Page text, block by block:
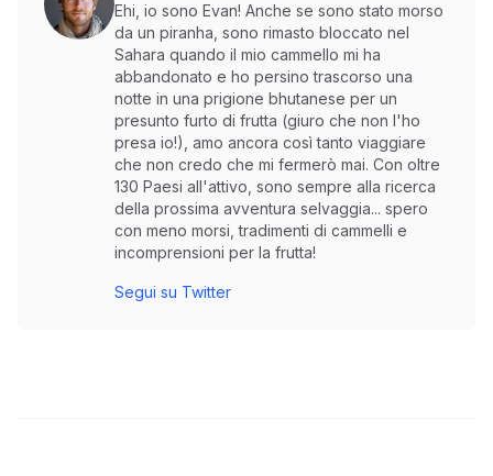
Ehi, io sono Evan! Anche se sono stato morso
da un piranha, sono rimasto bloccato nel
Sahara quando il mio cammello mi ha
abbandonato e ho persino trascorso una
notte in una prigione bhutanese per un
presunto furto di frutta (giuro che non l'ho
presa io!), amo ancora così tanto viaggiare
che non credo che mi fermerò mai. Con oltre
130 Paesi all'attivo, sono sempre alla ricerca
della prossima avventura selvaggia... spero
con meno morsi, tradimenti di cammelli e
incomprensioni per la frutta!
Segui su Twitter